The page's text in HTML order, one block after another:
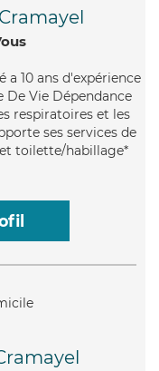
a 10 ans d'expérience
De Vie Dépendance
respiratoires et les
ses services de
toilette/habillage*